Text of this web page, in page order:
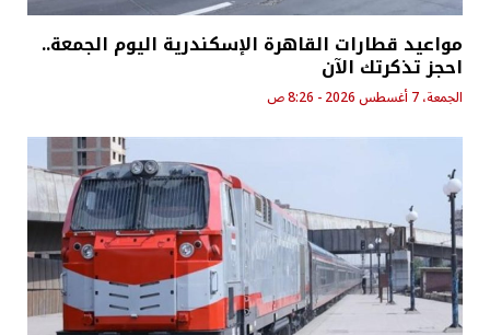
مواعيد قطارات القاهرة الإسكندرية اليوم الجمعة..
احجز تذكرتك الآن
الجمعة، 7 أغسطس 2026 - 8:26 ص